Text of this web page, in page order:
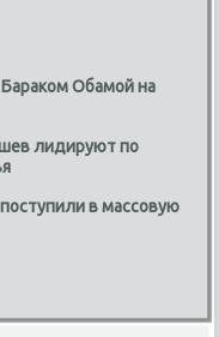
Бараком Обамой на
лидируют по
в массовую